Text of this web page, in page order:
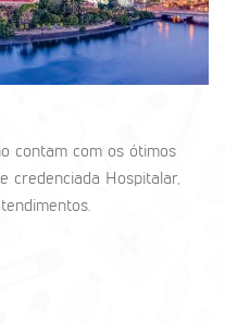
contam com os ótimos
credenciada Hospitalar,